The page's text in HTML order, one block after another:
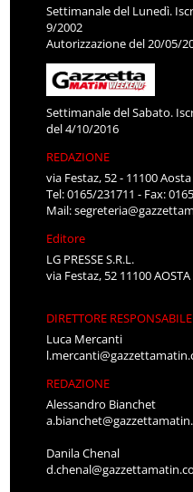
Settimanale del Lunedì.
9/2002
Autorizzazione del 20/05/
Settimanale del Sabato.
del 4/10/2016
REDAZIONE
via Festaz, 52 - 11100 Aosta
Tel: 0165/231711 - Fax:
Mail:
Editore
LG PRESSE S.R.L.
via Festaz, 52 11100 AOSTA
DIRETTORE RESPONSABILE
Luca Mercanti
REDAZIONE
Alessandro Bianchet
Danila Chenal